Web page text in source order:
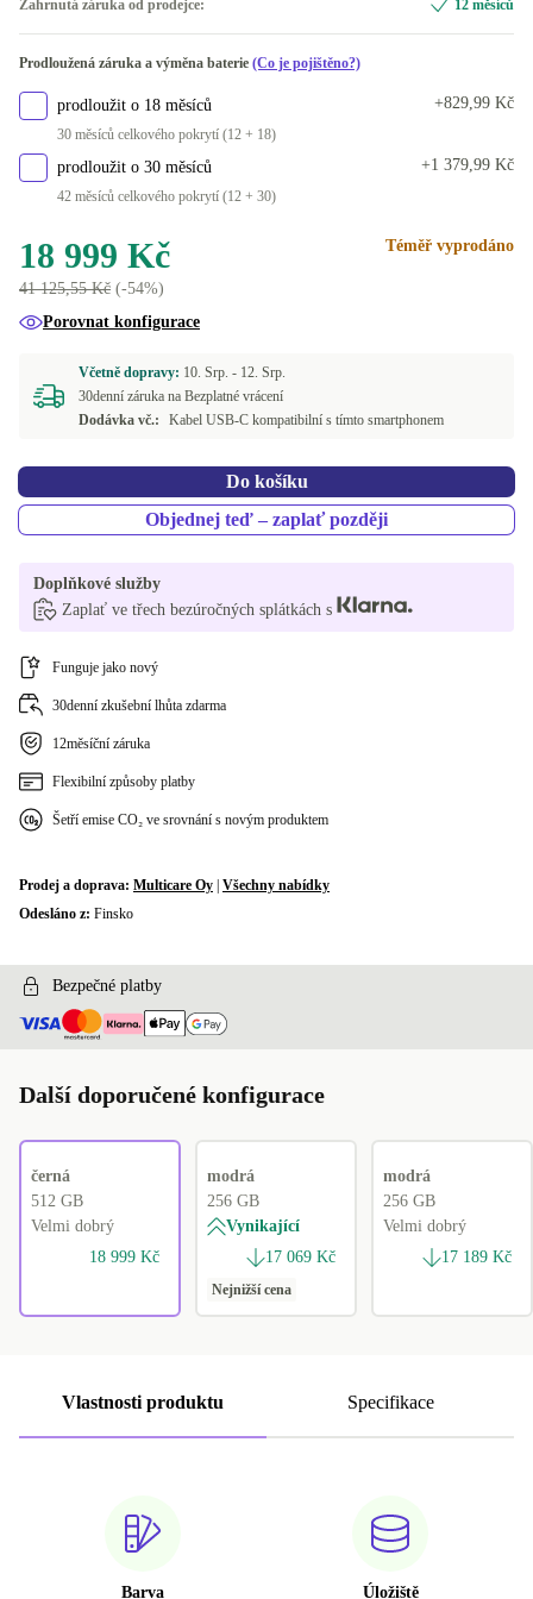
K dispozici v jiné konfiguraci
Zahrnutá záruka od prodejce: 12 měsíců
Prodloužená záruka a výměna baterie (Co je pojištěno?)
prodloužit o 18 měsíců
30 měsíců celkového pokrytí (12 + 18)
+829,99 Kč
prodloužit o 30 měsíců
42 měsíců celkového pokrytí (12 + 30)
+1 379,99 Kč
18 999 Kč
41 125,55 Kč (-54%)
Téměř vyprodáno
Porovnat konfigurace
Včetně dopravy: 10. Srp. - 12. Srp.
30denní záruka na Bezplatné vrácení
Dodávka vč.:
Kabel USB-C kompatibilní s tímto smartphonem
Do košíku
Objednej teď – zaplať později
Doplňkové služby
Zaplať ve třech bezúročných splátkách s
Funguje jako nový
30denní zkušební lhůta zdarma
12měsíční záruka
Flexibilní způsoby platby
Šetří emise CO₂ ve srovnání s novým produktem
Prodej a doprava: Multicare Oy Všechny nabídky
Odesláno z: Finsko
Bezpečné platby
Další doporučené konfigurace
černá
512 GB
Velmi dobrý
18 999 Kč
modrá
256 GB
Vynikající
17 069 Kč
Nejnižší cena
modrá
256 GB
Velmi dobrý
17 189 Kč
Vlastnosti produktu Specifikace
Barva Úložiště